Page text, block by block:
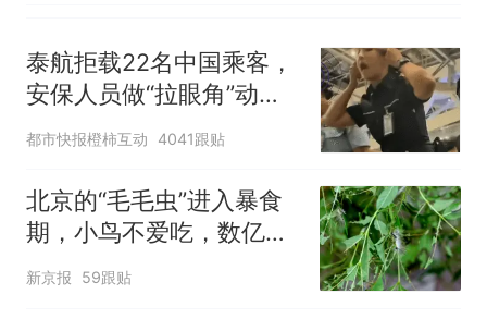
泰航拒载22名中国乘客，
安保人员做“拉眼角”动
作，泰国机场最新回应：
出；亲历者：曾承诺免费
改签但没兑现
都市快报橙柿互动 4041跟贴
北京的“毛毛虫”进入暴食
期，小鸟不爱吃，数亿头
小蜂迎战
新京报 59跟贴